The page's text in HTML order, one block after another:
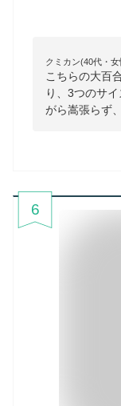
クミカン(40代・女
こちらの大百
り、3つのサ
がら嵩張らず
6